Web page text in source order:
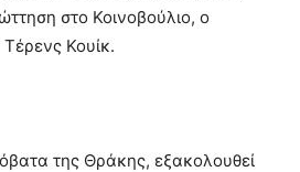
στο Κοινοβούλιο, ο
Κουίκ.
της Θράκης, εξακολουθεί